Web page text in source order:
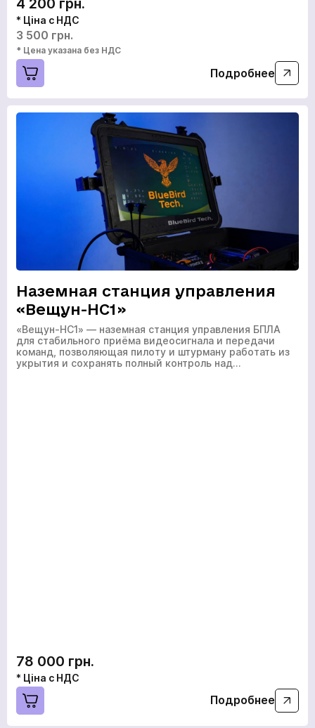
4 200 грн.
* Ціна с НДС
3 500 грн.
* Цена указана без НДС
Подробнее
Наземная станция управления
«Вещун-НС1»
«Вещун-НС1» — наземная станция управления БПЛА
для стабильного приёма видеосигнала и передачи
команд, позволяющая пилоту и штурману работать из
укрытия и сохранять полный контроль над…
78 000 грн.
* Ціна с НДС
Подробнее